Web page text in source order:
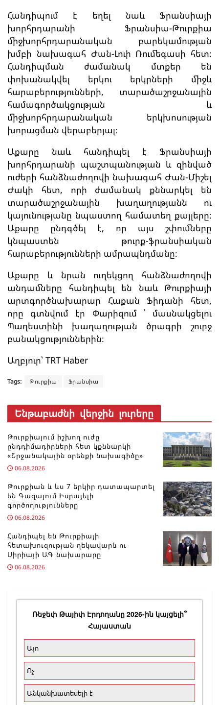
Հանդիպում է եղել նաև Ֆրանսիայի
խորհրդարանի Ֆրանսիա-Թուրքիա
միջխորհրդարանական բարեկամության
խմբի նախագահ Ժան-Լուի Ռումեգասի հետ։
Հանդիպման ժամանակ մտքեր են
փոխանակվել երկու երկրների միջև
հարաբերությունների, տարածաշրջանային
համագործակցության և
միջխորհրդարանական երկխոսության
խորացման վերաբերյալ։
Աքարը նաև հանդիպել է Ֆրանսիայի
խորհրդարանի պաշտպանության և զինված
ուժերի հանձնաժողովի նախագահ Ժան-Միշել
Ժակի հետ, որի ժամանակ քննարկել են
տարածաշրջանային խաղաղությանն ու
կայունությանը նպաստող համատեղ քայլերը։
Աքարը ընդգծել է, որ այս շփումները
կնպաստեն թուրք-ֆրանսիական
հարաբերությունների ամրապնդմանը։
Աքարը և նրան ուղեկցող հանձնաժողովի
անդամները հանդիպել են նաև Թուրքիայի
արտգործնախարար Հաքան Ֆիդանի հետ,
որը գտնվում էր Փարիզում ՝ մասնակցելու
Պաղեստինի խաղաղության ծրագրի շուրջ
բանակցություններին։
Աղբյուր՝ TRT Haber
Tags: Թուրքիա Ֆրանսիա
Ենթաբաժնի վերջին լուրերը
Թուրքիայում իշխող ուժը
ընդդիմադիրների հետ կքննարկի
«Շրջանակային օրենքի նախագիծը»
06.08.2026
Թուրքիան և ևս 7 երկիր դատապարտել
են Գազայում Իսրայելի
գործողությունները
06.08.2026
Հանդիպել են Թուրքիայի
հետախուզության ղեկավարն ու
Սիրիայի ԱԳ նախարարը
06.08.2026
Ռեջեփ Թայիփ Էրդողանը 2026-ին կայցելի՞
Հայաստան
Այո
Ոչ
Անկանխատեսելի է